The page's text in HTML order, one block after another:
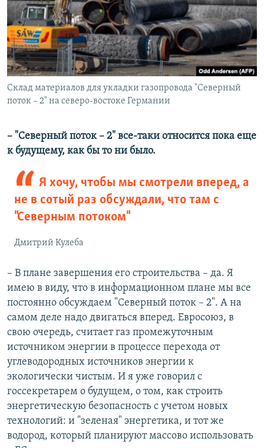
Склад материалов для укладки газопровода "Северный
поток – 2" на северо-востоке Германии
– "Северный поток – 2" все-таки относится пока еще
к будущему, как бы то ни было.
Я хочу, чтобы мы смотрели вперед, а
не в сотый раз обсуждали, что там с
"Северным потоком"
Дмитрий Кулеба
– В плане завершения его строительства – да. Я
имею в виду, что в информационном плане мы все
постоянно обсуждаем "Северный поток – 2". А на
самом деле надо двигаться вперед. Евросоюз, в
свою очередь, считает газ промежуточным
источником энергии в процессе перехода от
углеводородных источников энергии к
экологически чистым. И я уже говорил с
госсекретарем о будущем, о том, как строить
энергетическую безопасность с учетом новых
технологий: и "зеленая" энергетика, и тот же
водород, который планируют массово использовать